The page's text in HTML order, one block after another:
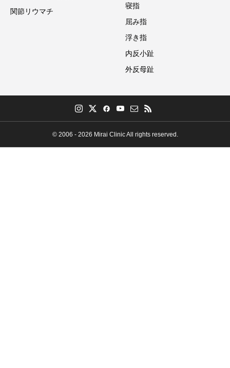
関節リウマチ
寝指
屈み指
浮き指
内反小趾
外反母趾
© 2006 - 2026 Mirai Clinic All rights reserved.